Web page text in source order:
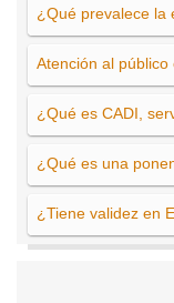
¿Qué prevalece la
Atención al
¿Qué es CADI,
¿Qué es una
¿Tiene validez en